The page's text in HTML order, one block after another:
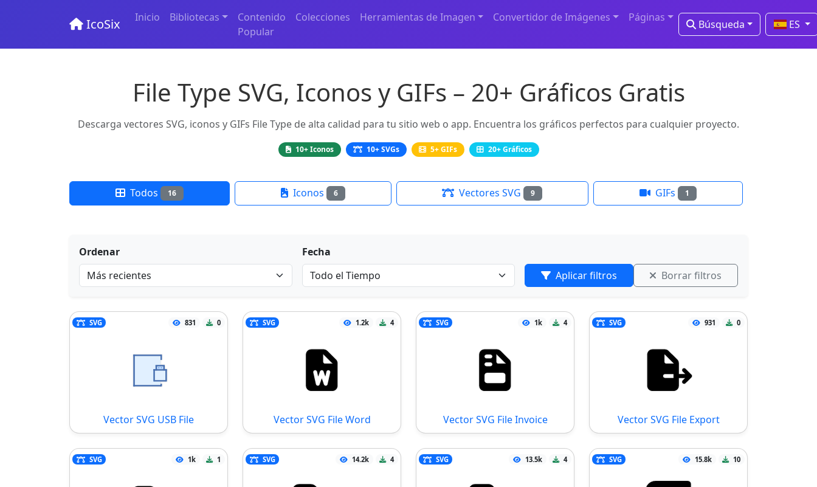
IcoSix Inicio Bibliotecas
Contenido
Popular
Colecciones Herramientas de Imagen Convertidor de Imágenes Páginas
Búsqueda ES
File Type SVG, Iconos y GIFs – 20+ Gráficos Gratis
Descarga vectores SVG, iconos y GIFs File Type de alta calidad para tu sitio web o app. Encuentra los gráficos perfectos para cualquier proyecto.
10+ Iconos 10+ SVGs 5+ GIFs 20+ Gráficos
Todos 16 Iconos 6 Vectores SVG 9 GIFs 1
Ordenar
Fecha
Aplicar filtros
Borrar filtros
SVG 831 0
Vector SVG USB File
SVG 1.2k 4
Vector SVG File Word
SVG 1k 4
Vector SVG File Invoice
SVG 931 0
Vector SVG File Export
SVG 1k 1 SVG 14.2k 4 SVG 13.5k 4 SVG 15.8k 10